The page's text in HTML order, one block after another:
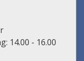
14.00 - 16.00